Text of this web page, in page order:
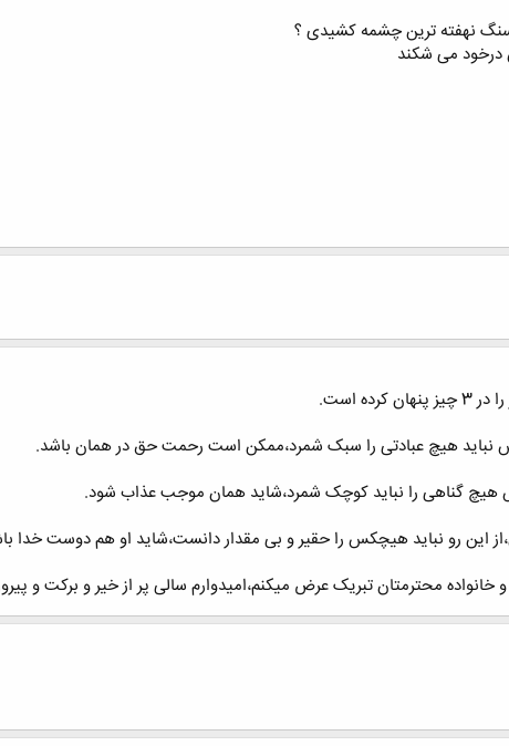
نهفته ترین چشمه کشیدی ؟
می شکند
نباید هیچ عبادتی را سبک شمرد،ممکن است رحمت حق در همان باشد.
هیچ گناهی را نباید کوچک شمرد،شاید همان موجب عذاب شود.
این رو نباید هیچکس را حقیر و بی مقدار دانست،شاید او هم دوست خدا
محترمتان تبریک عرض میکنم،امیدوارم سالی پر از خیر و برکت و